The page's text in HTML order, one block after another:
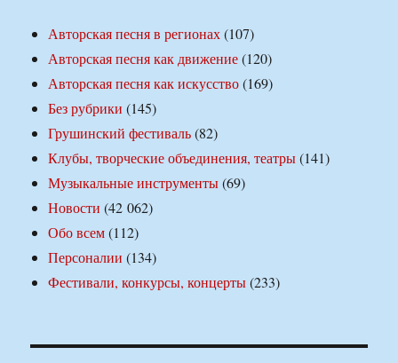
Авторская песня в регионах(107)
Авторская песня как движение(120)
Авторская песня как искусство(169)
Без рубрики (145)
Грушинский фестиваль(82)
Клубы, творческие объединения, театры(141)
Музыкальные инструменты(69)
Новости (42 062)
Обо всем(112)
Персоналии (134)
Фестивали, конкурсы, концерты(233)